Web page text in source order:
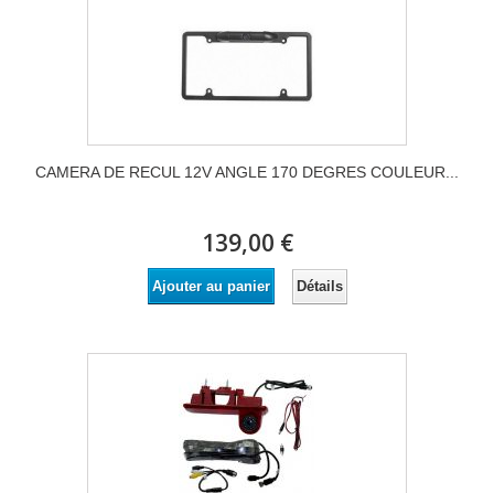
CAMERA DE RECUL 12V ANGLE 170 DEGRES COULEUR...
139,00 €
Ajouter au panier Détails